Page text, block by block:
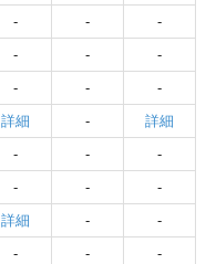
- -
-
- -
-
- -
-
詳細 -
詳細
- -
-
- -
-
詳細 -
-
- -
-